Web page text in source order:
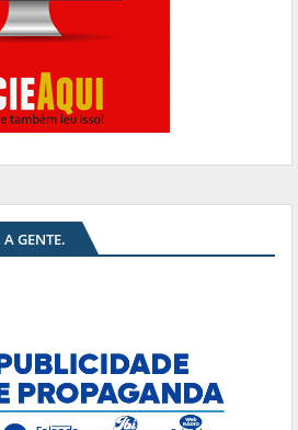
GENTE.